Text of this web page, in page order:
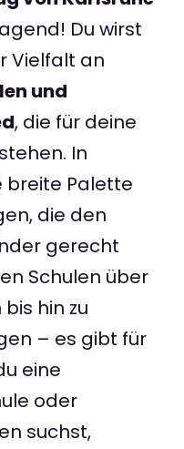
Du wirst
Vielfalt an
und
, die für deine
In
breite Palette
die den
gerecht
Schulen über
hin zu
– es gibt für
eine
oder
suchst,